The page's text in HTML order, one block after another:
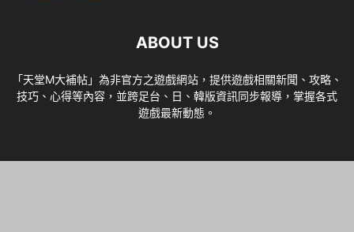
ABOUT US
「天堂M大補帖」為非官方之遊戲網站，提供遊戲相關新聞、攻略、
技巧、心得等內容，並跨足台、日、韓版資訊同步報導，掌握各式
遊戲最新動態。